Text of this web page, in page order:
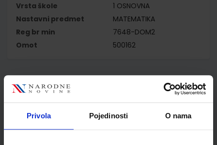
Privola Pojedinosti O nama
Vrsta škole
1 OSNOVNA
Nastavni predmet
MATEMATIKA
Reg br min
7648-DOM2
Omot
500162
Kupci najčešće biraju..